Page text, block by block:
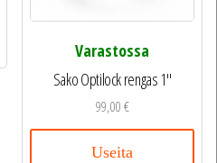
Varastossa
Sako Optilock rengas 1″
99,00€
Useita